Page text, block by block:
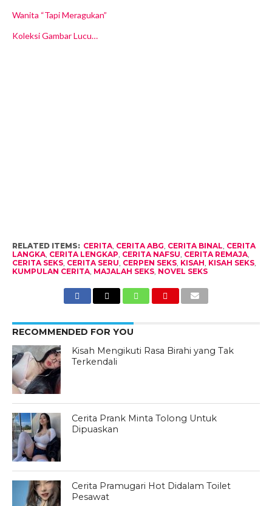
Wanita “Tapi Meragukan”
Koleksi Gambar Lucu…
RELATED ITEMS: CERITA, CERITA ABG CERITA BINAL CERITA
LANGKA, CERITA LENGKAP CERITA NAFSU CERITA REMAJA,
CERITA SEKS, CERITA SERU CERPEN SEKS, KISAH KISAH SEKS,
KUMPULAN CERITA, MAJALAH SEKS, NOVEL SEKS
RECOMMENDED FOR YOU
Kisah Mengikuti Rasa Birahi yang Tak
Terkendali
Cerita Prank Minta Tolong Untuk
Dipuaskan
Cerita Pramugari Hot Didalam Toilet
Pesawat